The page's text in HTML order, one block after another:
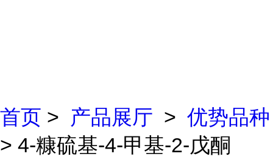
首页 > 产品展厅 > 优势品种
> 4-糠硫基-4-甲基-2-戊酮